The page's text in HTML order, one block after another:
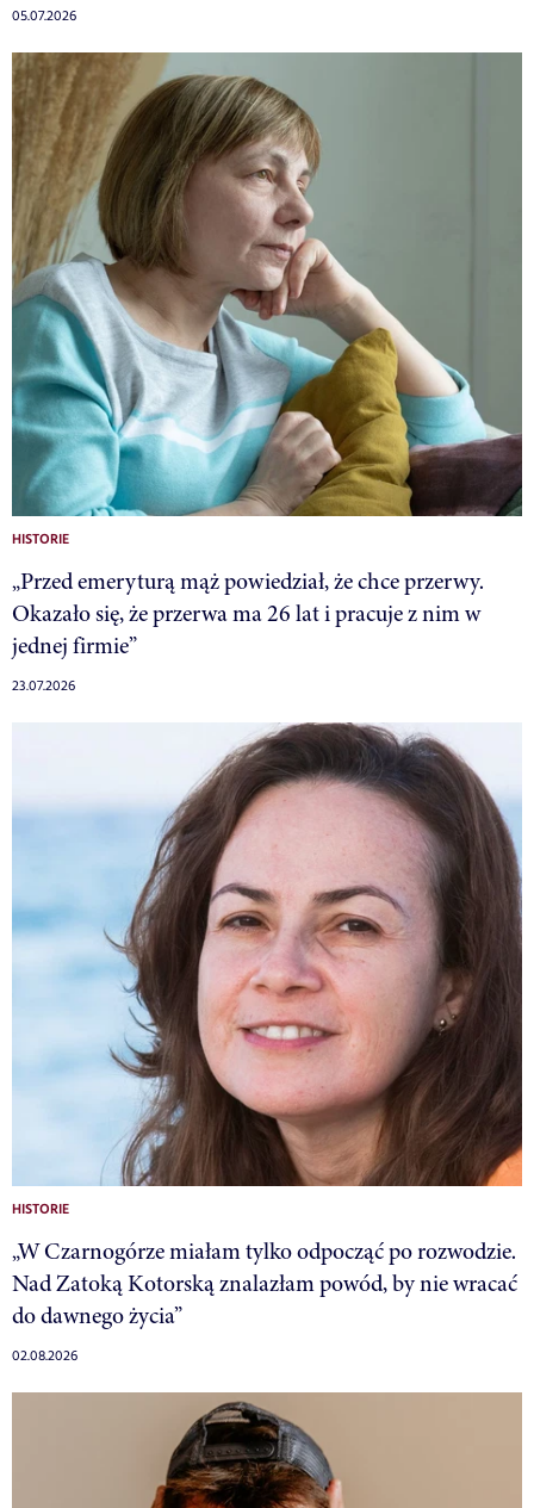
05.07.2026
HISTORIE
„Przed emeryturą mąż powiedział, że chce przerwy.
Okazało się, że przerwa ma 26 lat i pracuje z nim w
jednej firmie”
23.07.2026
HISTORIE
„W Czarnogórze miałam tylko odpocząć po rozwodzie.
Nad Zatoką Kotorską znalazłam powód, by nie wracać
do dawnego życia”
02.08.2026